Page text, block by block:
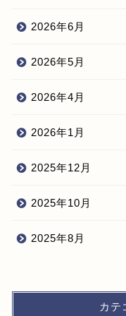
2026年6月
2026年5月
2026年4月
2026年1月
2025年12月
2025年10月
2025年8月
カテ